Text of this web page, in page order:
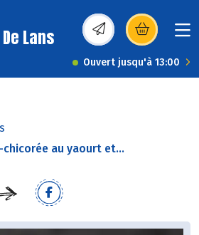
Lans (s’ouvre dans une
Ouvert jusqu'à 13:00
au yaourt et...